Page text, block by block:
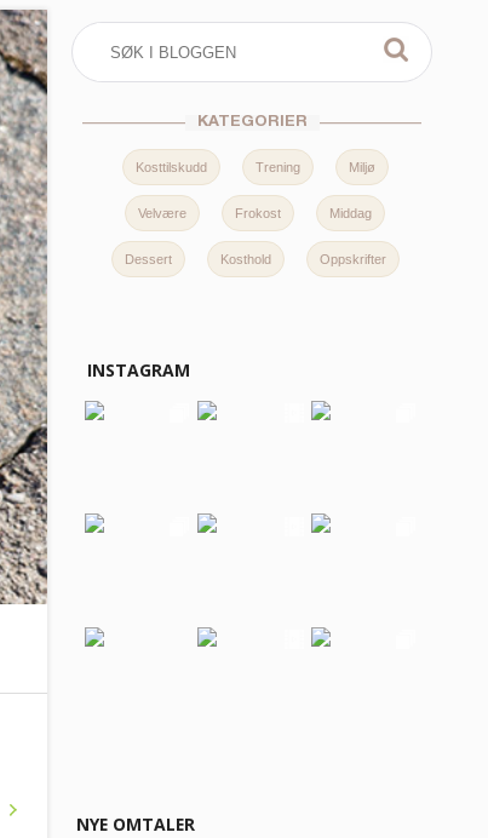
KATEGORIER
Kosttilskudd Trening Miljø
Velvære Frokost Middag
Dessert Kosthold Oppskrifter
INSTAGRAM
NYE OMTALER